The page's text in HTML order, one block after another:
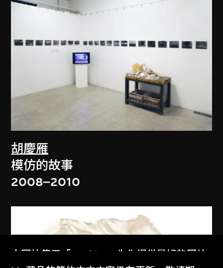
胡慶雁
模仿的故事
2008–2010
本网站使用「Cookies」为你提供最好的网站